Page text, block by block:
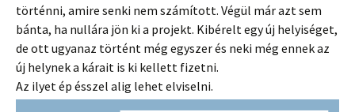
történni, amire senki nem számított. Végül már azt sem
bánta, ha nullára jön ki a projekt. Kibérelt egy új helyiséget,
de ott ugyanaz történt még egyszer és neki még ennek az
új helynek a kárait is ki kellett fizetni.
Az ilyet ép ésszel alig lehet elviselni.